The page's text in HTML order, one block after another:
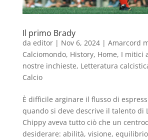
Il primo Brady
da editor| Nov 6, 2024| Amarcord
Calciomondo, History, Home, I mitici
nostre inchieste, Letteratura
Calcio
È difficile arginare il flusso di
quando si deve descrive il talento di
Chippy aveva tutto ciò che un
desiderare: abilità, visione,